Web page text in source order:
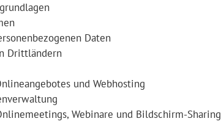
Daten
Drittländern
und Webhosting
Webinare und Bildschirm-Sharing